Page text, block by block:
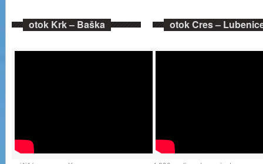
otok Krk – Baška otok Cres –